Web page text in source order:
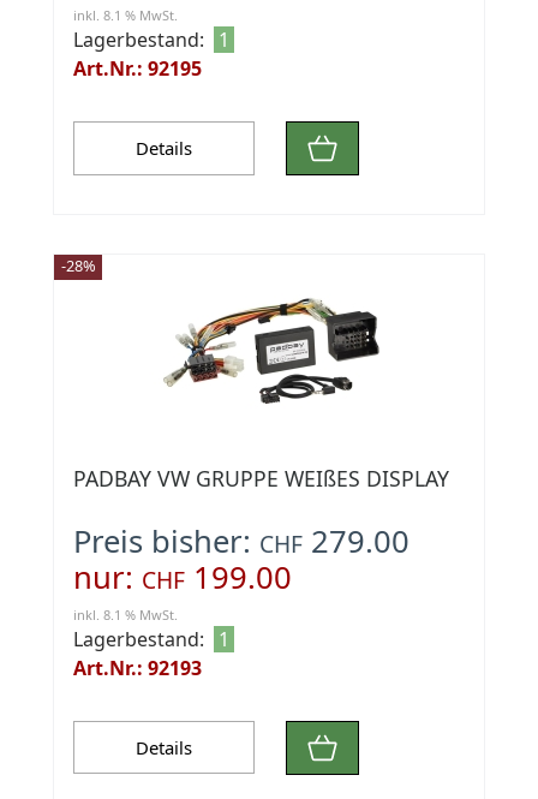
inkl. 8.1 % MwSt.
Lagerbestand:
1
Art.Nr.: 92195
Details
-28%
PADBAY VW GRUPPE WEIßES DISPLAY
Preis bisher: CHF 279.00
nur: CHF 199.00
inkl. 8.1 % MwSt.
Lagerbestand:
1
Art.Nr.: 92193
Details